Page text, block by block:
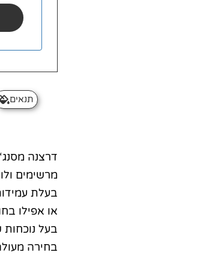
תנאים
דרצנה
מרשימים
בעלת
או אפילו
בעל
בחירה